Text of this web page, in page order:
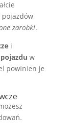
pojazdów
zarobki.
i
w
powinien je